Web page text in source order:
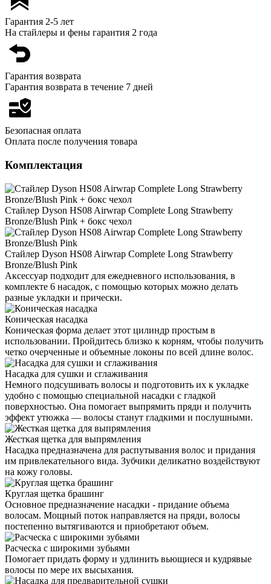
Гарантия 2-5 лет
На стайлеры и фены гарантия 2 года
Гарантия возврата
Гарантия возврата в течение 7 дней
Безопасная оплата
Оплата после получения товара
Комплектация
Стайлер Dyson HS08 Airwrap Complete Long Strawberry
Bronze/Blush Pink + бокс чехол
Стайлер Dyson HS08 Airwrap Complete Long Strawberry
Bronze/Blush Pink
Аксессуар подходит для ежедневного использования, в
комплекте 6 насадок, с помощью которых можно делать
разные укладки и прически.
Коническая насадка
Коническая форма делает этот цилиндр простым в
использовании. Пройдитесь близко к корням, чтобы получить
четко очерченные и объемные локоны по всей длине волос.
Насадка для сушки и сглаживания
Немного подсушивать волосы и подготовить их к укладке
удобно с помощью специальной насадки с гладкой
поверхностью. Она помогает выпрямить пряди и получить
эффект утюжка — волосы станут гладкими и послушными.
Жесткая щетка для выпрямления
Насадка предназначена для распутывания волос и придания
им привлекательного вида. Зубчики деликатно воздействуют
на кожу головы.
Круглая щетка брашинг
Основное предназначение насадки - придание объема
волосам. Мощный поток направляется на пряди, волосы
постепенно вытягиваются и приобретают объем.
Расческа с широкими зубьями
Помогает придать форму и удлинить вьющиеся и кудрявые
волосы по мере их высыхания.